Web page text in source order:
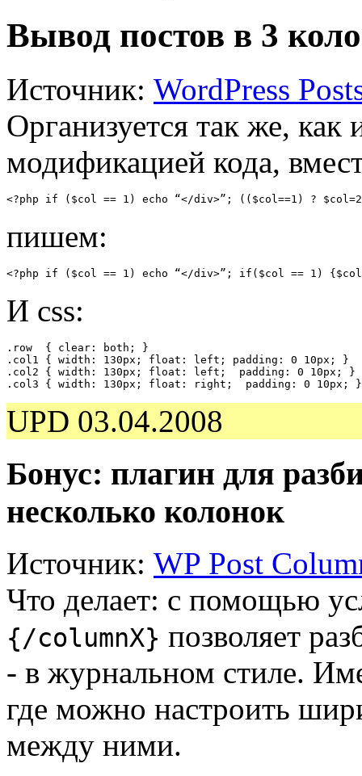
Вывод постов в 3
Источник: WordPress
Организуется так же, как
модификацией кода,
<?php if ($col == 1) echo “</div>”; (($col==1) ?
пишем:
<?php if ($col == 1) echo “</div>”; if($col == 1)
И css:
.row  { clear: both; }
.col1 { width: 130px; float: left; padding: 0 10px; }
.col2 { width: 130px; float: left;  padding: 0 10px; }
.col3 { width: 130px; float: right;  padding: 0 10px; }
UPD 03.04.2008
Бонус: плагин для
несколько колонок
Источник: WP Post
Что делает: с помощью
{/columnX} позволяет
- в журнальном стиле.
где можно настроить
между ними.